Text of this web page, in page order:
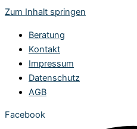
Zum Inhalt springen
Beratung
Kontakt
Impressum
Datenschutz
AGB
Facebook